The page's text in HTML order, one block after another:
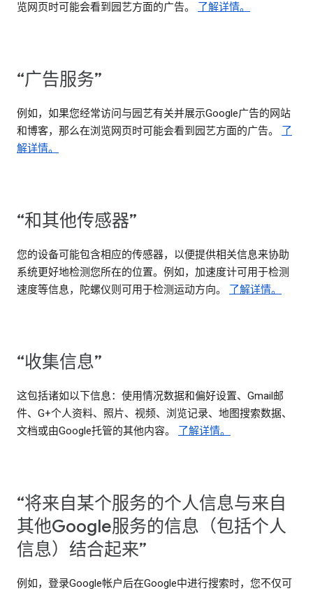
览网页时可能会看到园艺方面的广告。 了解详情。
“广告服务”
例如，如果您经常访问与园艺有关并展示Google广告的网站
和博客，那么在浏览网页时可能会看到园艺方面的广告。 了
解详情。
“和其他传感器”
您的设备可能包含相应的传感器，以便提供相关信息来协助
系统更好地检测您所在的位置。例如，加速度计可用于检测
速度等信息，陀螺仪则可用于检测运动方向。 了解详情。
“收集信息”
这包括诸如以下信息：使用情况数据和偏好设置、Gmail邮
件、G+个人资料、照片、视频、浏览记录、地图搜索数据、
文档或由Google托管的其他内容。 了解详情。
“将来自某个服务的个人信息与来自
其他Google服务的信息（包括个人
信息）结合起来”
例如，登录Google帐户后在Google中进行搜索时，您不仅可